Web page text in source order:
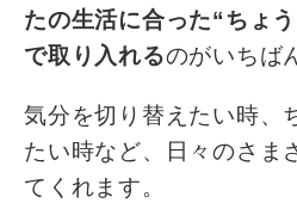
たの生活に合った“ちょ
で取り入れるのがいちば
気分を切り替えたい時、
たい時など、日々のさま
てくれます。